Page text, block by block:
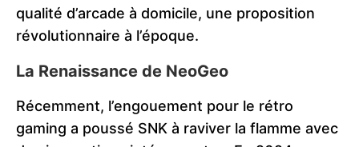
qualité d’arcade à domicile, une proposition
révolutionnaire à l’époque.
La Renaissance de NeoGeo
Récemment, l’engouement pour le rétro
gaming a poussé SNK à raviver la flamme avec